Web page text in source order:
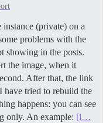
(private) on a
problems with the
showing in the posts.
the image, when it
After that, the link
have tried to rebuild the
happens: you can see
only. An example: [i…